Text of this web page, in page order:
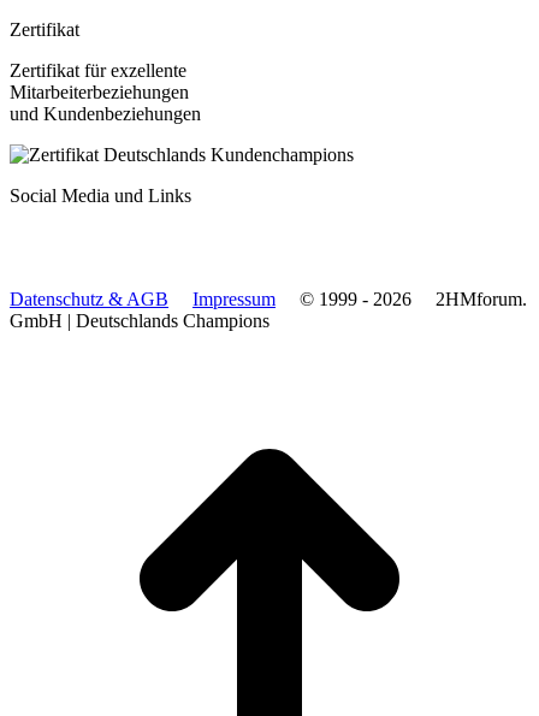
Zertifikat
Zertifikat für exzellente
Mitarbeiterbeziehungen
und Kundenbeziehungen
Social Media und Links
Datenschutz & AGB Impressum © 1999 - 2026 2HMforum.
GmbH | Deutschlands Champions